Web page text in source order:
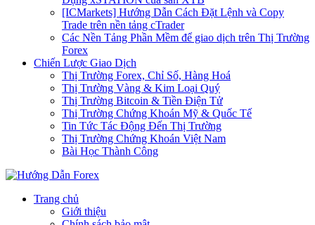
[ICMarkets] Hướng Dẫn Cách Đặt Lệnh và Copy
Trade trên nền tảng cTrader
Các Nền Tảng Phần Mềm để giao dịch trên Thị Trường
Forex
Chiến Lược Giao Dịch
Thị Trường Forex, Chỉ Số, Hàng Hoá
Thị Trường Vàng & Kim Loại Quý
Thị Trường Bitcoin & Tiền Điện Tử
Thị Trường Chứng Khoán Mỹ & Quốc Tế
Tin Tức Tác Động Đến Thị Trường
Thị Trường Chứng Khoán Việt Nam
Bài Học Thành Công
Trang chủ
Giới thiệu